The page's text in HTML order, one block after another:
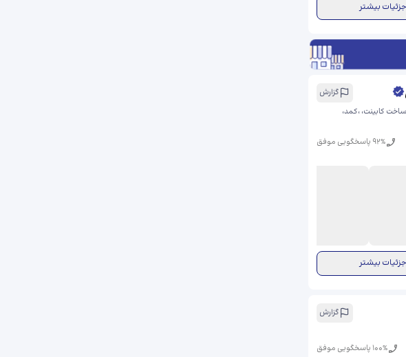
جزئیات بیشتر
گزارش
کابینت، ،کمد،
92% پاسخگویی موفق
جزئیات بیشتر
گزارش
100% پاسخگویی موفق